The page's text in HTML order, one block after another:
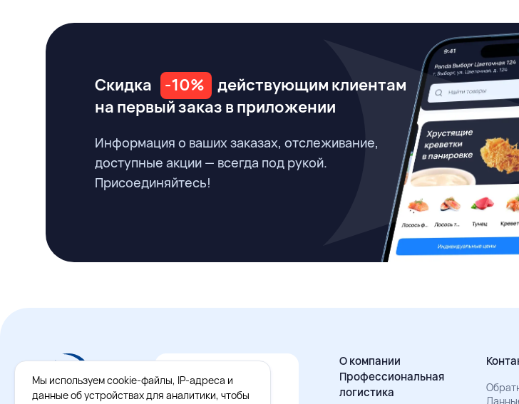
Скидка -10%
действующим клиентам
на первый заказ в приложении
Информация о ваших заказах, отслеживание,
доступные акции — всегда под рукой.
Присоединяйтесь!
О компании
Профессиональная
логистика
Мы используем cookie-файлы, IP-адреса и
данные об устройствах для аналитики, чтобы